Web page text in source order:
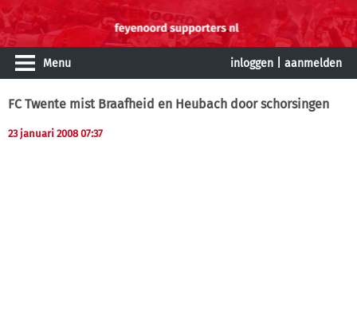
Menu inloggen aanmelden
FC Twente mist Braafheid en Heubach door schorsingen
23 januari 2008 07:37